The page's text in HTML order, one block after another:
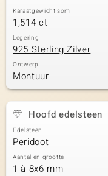
Karaatgewicht som
1,514 ct
Legering
925 Sterling Zilver
Ontwerp
Montuur
Hoofd edelsteen
Edelsteen
Peridoot
Aantal en grootte
1 à 8x6 mm